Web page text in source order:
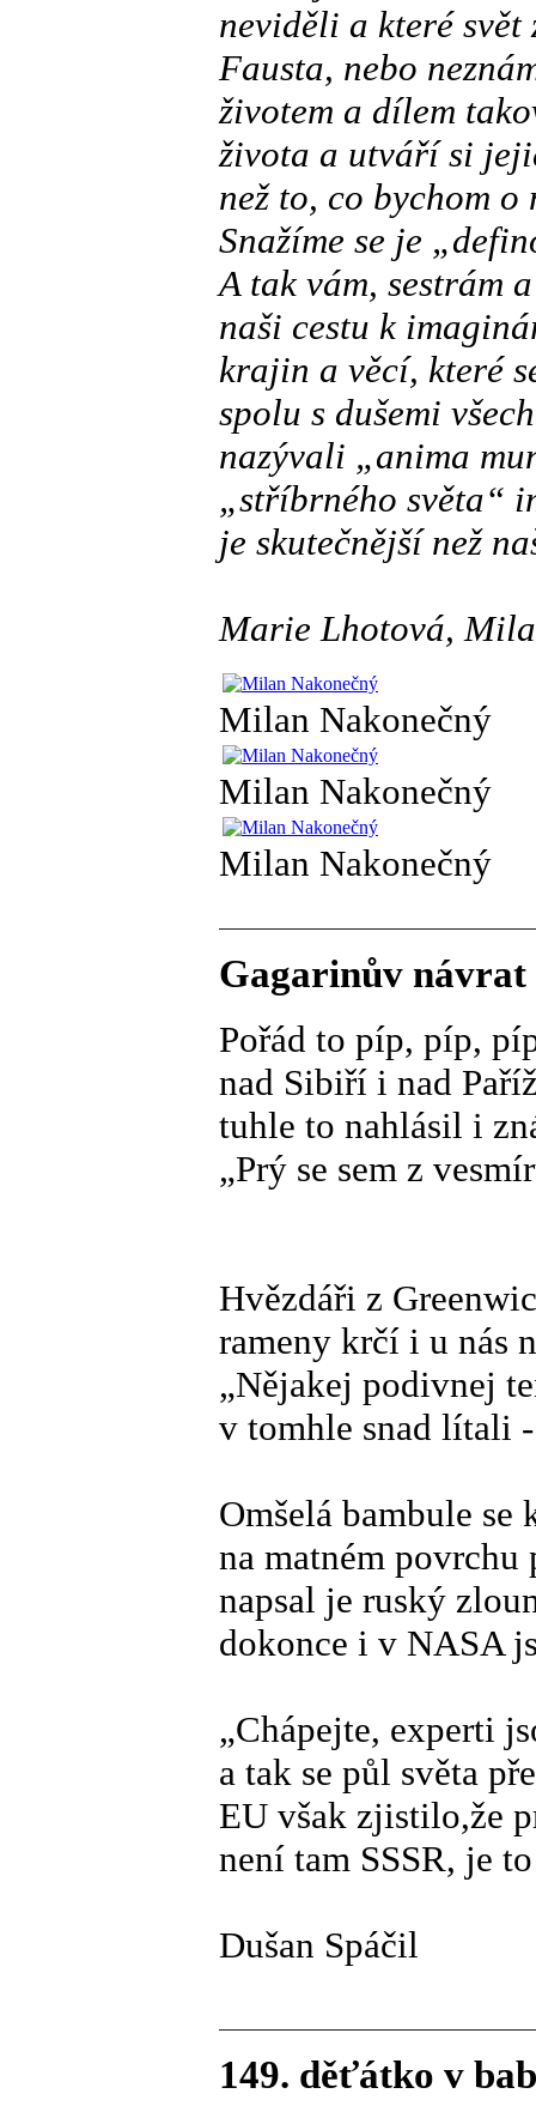
neviděli a které
Fausta, nebo
životem a dílem
života a utváří si
než to, co bychom
Snažíme se je
A tak vám, sestrám
naši cestu k
krajin a věcí, které
spolu s dušemi
nazývali „anima
„stříbrného světa“
je skutečnější než
Marie Lhotová,
Milan Nakonečný
Milan Nakonečný
Milan Nakonečný
Gagarinův návrat
Pořád to píp, píp,
nad Sibiří i nad
tuhle to nahlásil i
„Prý se sem z
Hvězdáři z
rameny krčí i u nás
„Nějakej podivnej
v tomhle snad lítali
Omšelá bambule
na matném povrchu
napsal je ruský
dokonce i v NASA
„Chápejte, experti
a tak se půl světa
EU však zjistilo,že
není tam SSSR, je
Dušan Spáčil
149. děťátko v